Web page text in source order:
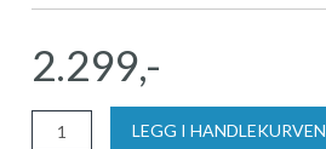
2.299,-
LEGG I HANDLEKURVEN